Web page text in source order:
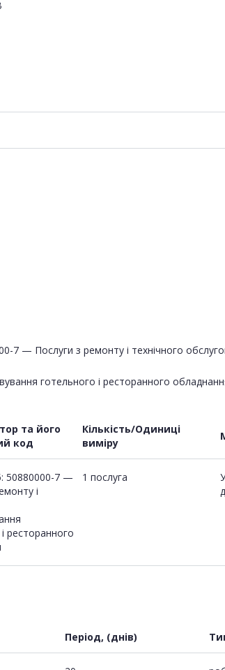
7 — Послуги з ремонту і технічного
готельного і ресторанного
та його
код
Кількість/Одиниці
виміру
50880000-7 —
і
ресторанного
1 послуга
Період, (днів)